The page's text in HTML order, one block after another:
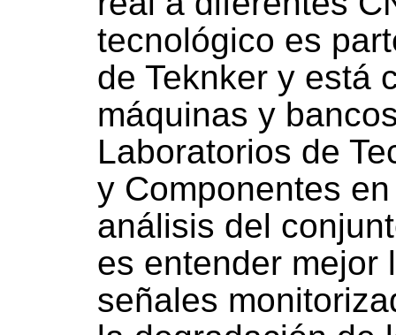
tecnológico es
de Teknker y está
máquinas y
Laboratorios de
y Componentes
análisis del
es entender mejor
señales